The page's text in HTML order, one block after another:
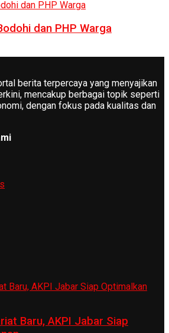
dan PHP Warga
berita terpercaya yang menyajikan
mencakup berbagai topik seperti
dengan fokus pada kualitas dan
Baru, AKPI Jabar Siap